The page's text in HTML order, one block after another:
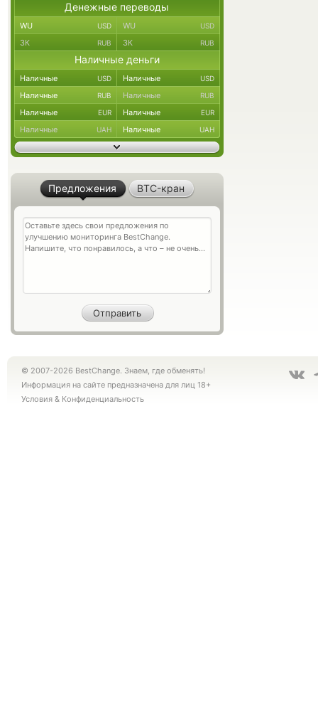
Денежные переводы
WU USD WU USD
ЗК RUB ЗК RUB
Наличные деньги
Наличные USD Наличные USD
Наличные RUB Наличные RUB
Наличные EUR Наличные EUR
Наличные UAH Наличные UAH
Предложения BTC-кран
© 2007-2026 BestChange. Знаем, где обменять!
Информация на сайте предназначена для лиц 18+
Условия & Конфиденциальность